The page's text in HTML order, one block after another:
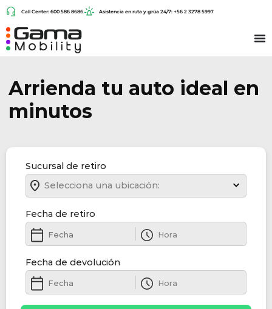
Call Center: 600 586 8686 Asistencia en ruta y grúa 24/7: +56 2 3278 5997
Arrienda tu auto ideal en
minutos
Sucursal de retiro
Selecciona una ubicación:
Fecha de retiro
Fecha de devolución